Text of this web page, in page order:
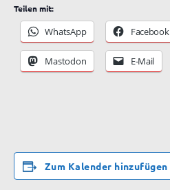
Teilen mit:
WhatsApp Facebook
Mastodon E-Mail
Zum Kalender hinzufügen